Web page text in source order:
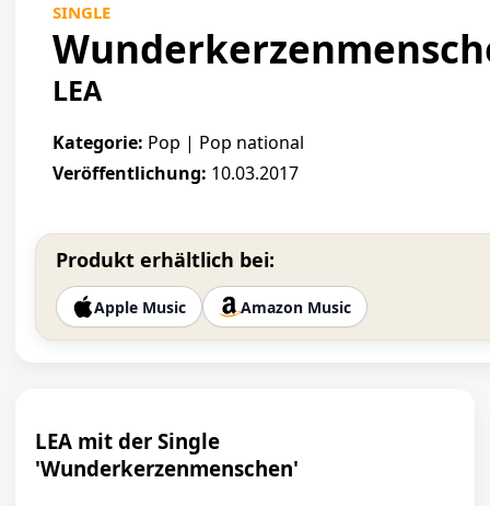
SINGLE
LEA
Kategorie: Pop | Pop national
Veröffentlichung: 10.03.2017
Produkt erhältlich bei:
Apple Music Amazon Music
LEA mit der Single
'Wunderkerzenmenschen'